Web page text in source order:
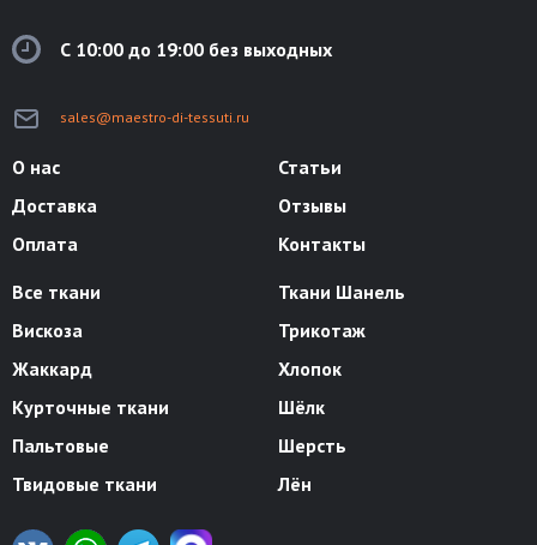
С 10:00 до 19:00 без выходных
sales@maestro-di-tessuti.ru
О нас
Доставка
Оплата
Статьи
Отзывы
Контакты
Все ткани
Вискоза
Жаккард
Курточные ткани
Пальтовые
Твидовые ткани
Ткани Шанель
Трикотаж
Хлопок
Шёлк
Шерсть
Лён